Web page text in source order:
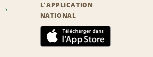
L'APPLICATION
NATIONAL